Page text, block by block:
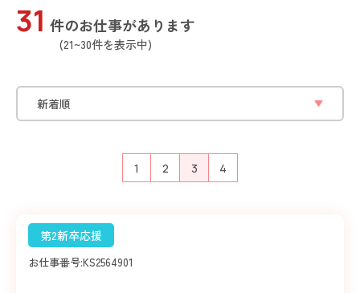
31 件のお仕事があります
(21~30件を表示中)
1 2 3 4
第2新卒応援
お仕事番号:KS2564901